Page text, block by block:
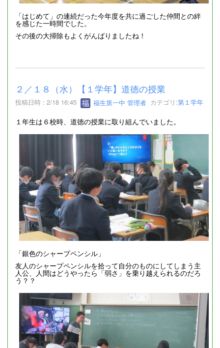
「はじめて」の連続だった今年度を共に過ごした仲間との絆
を感じた一時間でした。
その後の大掃除もよくがんばりましたね！
２／１８（水）【１学年】道徳の授業
投稿日時 : 2/18 16:45 福生第一中 管理者 カテゴリ:第１学年
１年生は６校時、道徳の授業に取り組んでいました。
「銀色のシャープペンシル」
友人のシャープペンシルを拾って自分のものにしてしまう主
人公、人間はどうやったら「弱さ」を乗り越えられるのだろ
う？？